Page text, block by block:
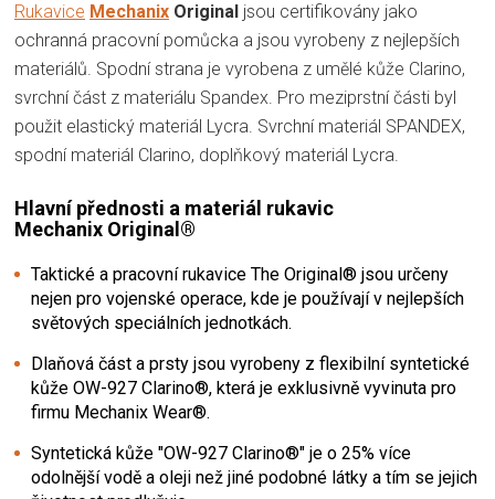
Rukavice Mechanix Original jsou certifikovány jako
ochranná pracovní pomůcka a jsou vyrobeny z nejlepších
materiálů. Spodní strana je vyrobena z umělé kůže Clarino,
svrchní část z materiálu Spandex. Pro meziprstní části byl
použit elastický materiál Lycra. Svrchní materiál SPANDEX,
spodní materiál Clarino, doplňkový materiál Lycra.
Hlavní přednosti a materiál rukavic
Mechanix Original®
Taktické a pracovní rukavice The Original® jsou určeny
nejen pro vojenské operace, kde je používají v nejlepších
světových speciálních jednotkách.
Dlaňová část a prsty jsou vyrobeny z flexibilní syntetické
kůže OW-927 Clarino®, která je exklusivně vyvinuta pro
firmu Mechanix Wear®.
Syntetická kůže "OW-927 Clarino®" je o 25% více
odolnější vodě a oleji než jiné podobné látky a tím se jejich